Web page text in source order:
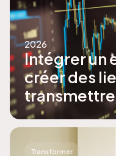
2026
Intégrer un
créer des
transmettre
Transformer